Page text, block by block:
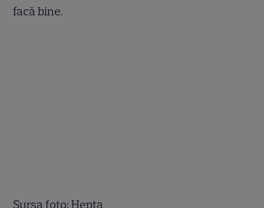
facă bine.
Sursa foto: Hepta